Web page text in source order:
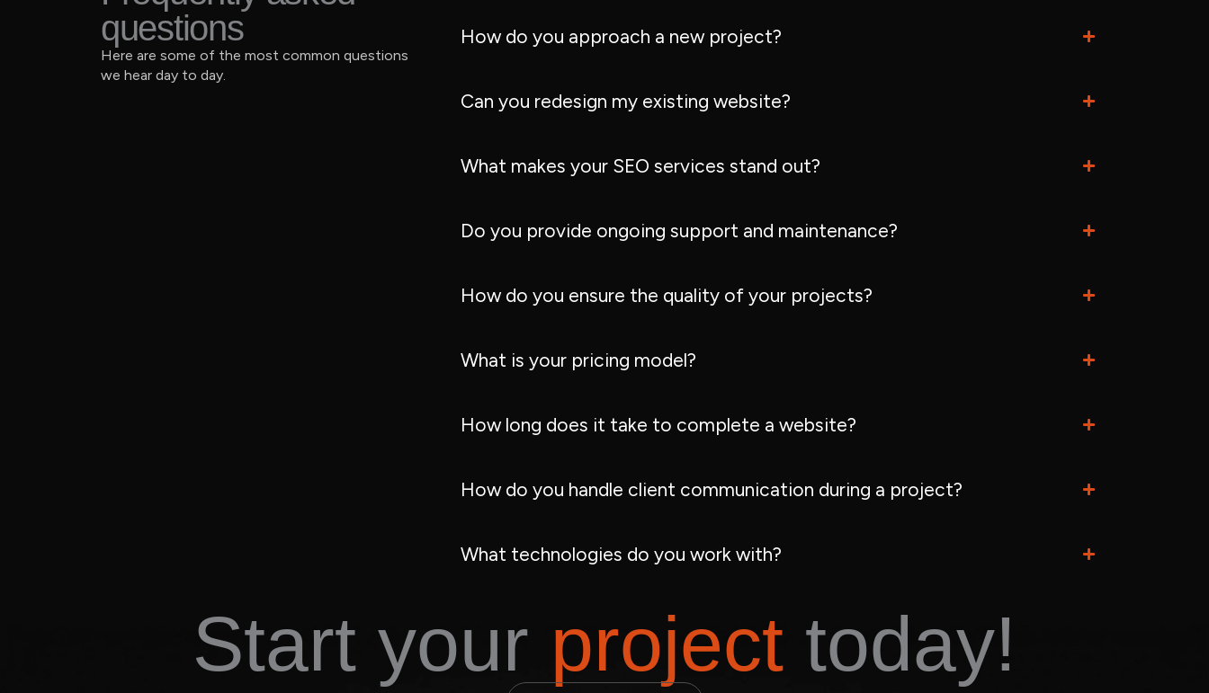
questions
Here are some of the most common questions
we hear day to day.
How do you approach a new project?
Can you redesign my existing website?
What makes your SEO services stand out?
Do you provide ongoing support and maintenance?
How do you ensure the quality of your projects?
What is your pricing model?
How long does it take to complete a website?
How do you handle client communication during a project?
What technologies do you work with?
Start your project today!